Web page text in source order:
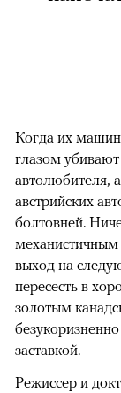
Когда их
глазом
автолюбителя,
австрийских
болтовней.
выход на
пересесть в
золотым
заставкой.
Режиссер и